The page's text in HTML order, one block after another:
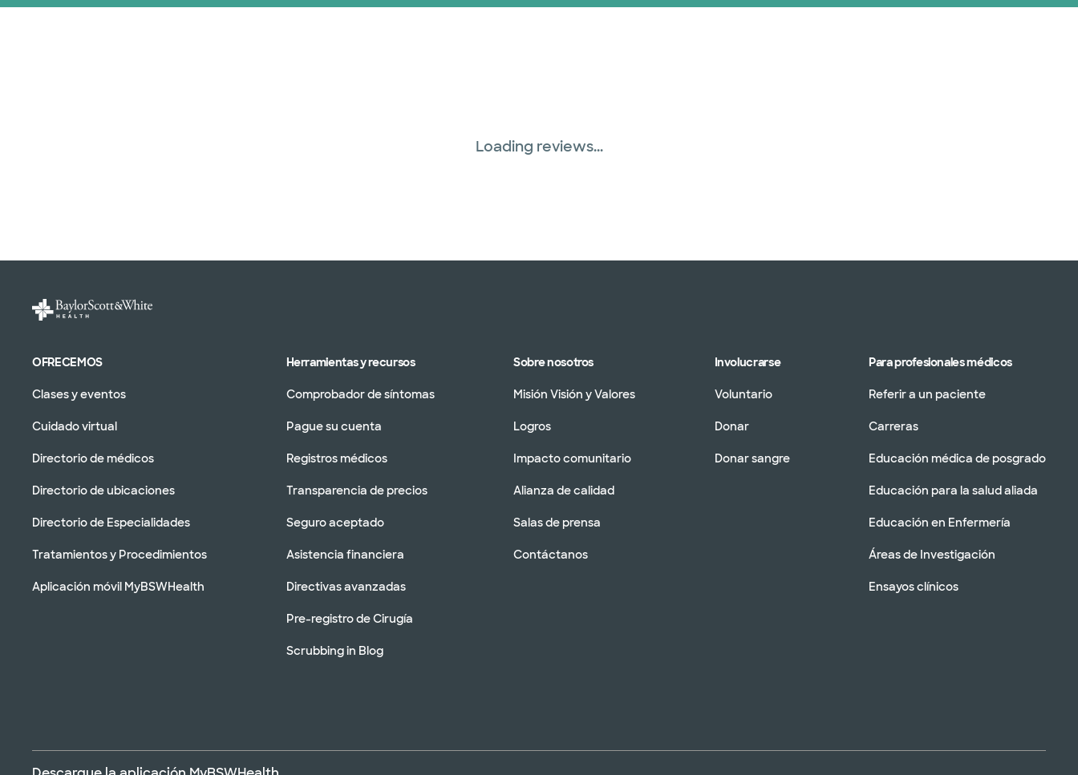
Loading reviews...
OFRECEMOS
Clases y eventos
Cuidado virtual
Directorio de médicos
Directorio de ubicaciones
Directorio de Especialidades
Tratamientos y Procedimientos
Aplicación móvil MyBSWHealth
Herramientas y recursos
Comprobador de síntomas
Pague su cuenta
Registros médicos
Transparencia de precios
Seguro aceptado
Asistencia financiera
Directivas avanzadas
Pre-registro de Cirugía
Scrubbing in Blog
Sobre nosotros
Misión Visión y Valores
Logros
Impacto comunitario
Alianza de calidad
Salas de prensa
Contáctanos
Involucrarse
Voluntario
Donar
Donar sangre
Para profesionales médicos
Referir a un paciente
Carreras
Educación médica de posgrado
Educación para la salud aliada
Educación en Enfermería
Áreas de Investigación
Ensayos clínicos